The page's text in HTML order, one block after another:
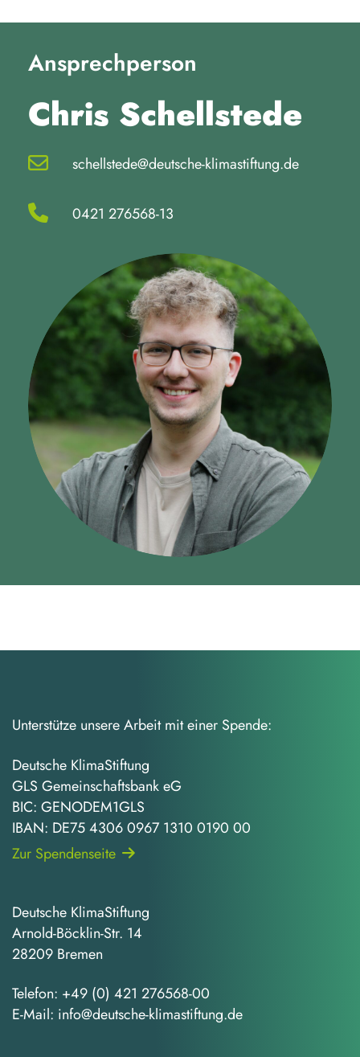
Ansprechperson
Chris Schellstede
schellstede@deutsche-klimastiftung.de
0421 276568-13
Unterstütze unsere Arbeit mit einer Spende:
Deutsche KlimaStiftung
GLS Gemeinschaftsbank eG
BIC: GENODEM1GLS
IBAN: DE75 4306 0967 1310 0190 00
Zur Spendenseite
Deutsche KlimaStiftung
Arnold-Böcklin-Str. 14
28209 Bremen
Telefon: +49 (0) 421 276568-00
E-Mail: info@deutsche-klimastiftung.de